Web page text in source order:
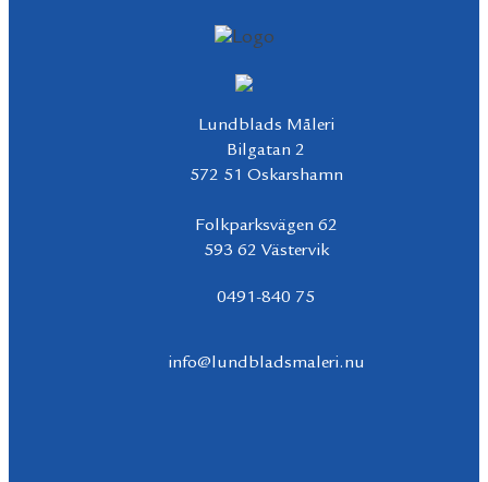
Lundblads Måleri
Bilgatan 2
572 51 Oskarshamn
Folkparksvägen 62
593 62 Västervik
0491-840 75
info@lundbladsmaleri.nu